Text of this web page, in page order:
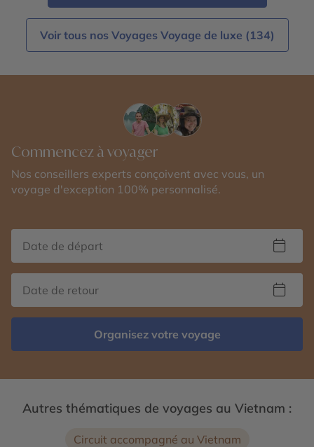
Voir tous nos Voyages Voyage de luxe (134)
Commencez à voyager
Nos conseillers experts conçoivent avec vous, un
voyage d'exception 100% personnalisé.
Organisez votre voyage
Autres thématiques de voyages au Vietnam :
Circuit accompagné au Vietnam